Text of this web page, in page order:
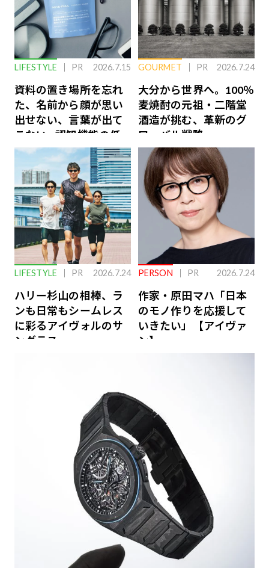
LIFESTYLE PR 2026.7.15
資料の置き場所を忘れ
た、名前から顔が思い
出せない、言葉が出て
こない…認知機能の低
下を救う、脳のインナ
ーケアとは
GOURMET PR 2026.7.24
大分から世界へ。100％
麦焼酎の元祖・二階堂
酒造が挑む、革新のグ
ローバル戦略
LIFESTYLE PR 2026.7.24
ハリー杉山の相棒、ラ
ンも日常もシームレス
に彩るアイヴォルのサ
ングラス
PERSON PR 2026.7.24
作家・原田マハ「日本
のモノ作りを応援して
いきたい」【アイヴァ
ン】